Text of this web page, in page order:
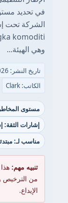
في تحديد
وهي الهيئة...
تاريخ النشر: 03/04/2026
الكاتب: Clark
مستوى
إشارات الثقة:
مناسب لـ:
تنبيه مهم:
من الترخيص
الإيداع.